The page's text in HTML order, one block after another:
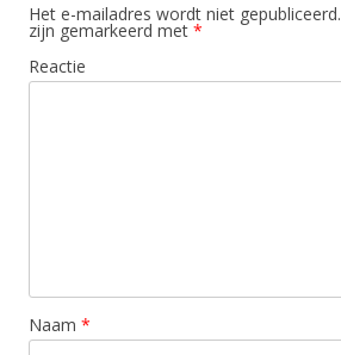
Het e-mailadres wordt niet gepubliceerd.
zijn gemarkeerd met *
Reactie
Naam *